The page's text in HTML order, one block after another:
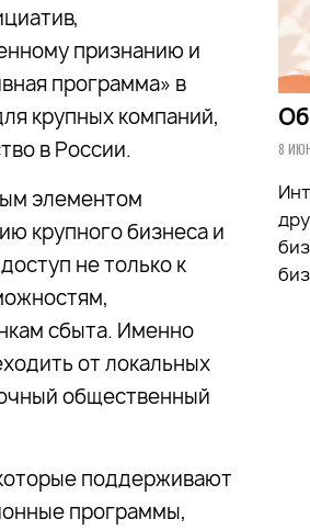
признанию и
программа» в
крупных компаний,
в России.
элементом
крупного бизнеса и
не только к
сбыта. Именно
от локальных
общественный
поддерживают
программы,
8